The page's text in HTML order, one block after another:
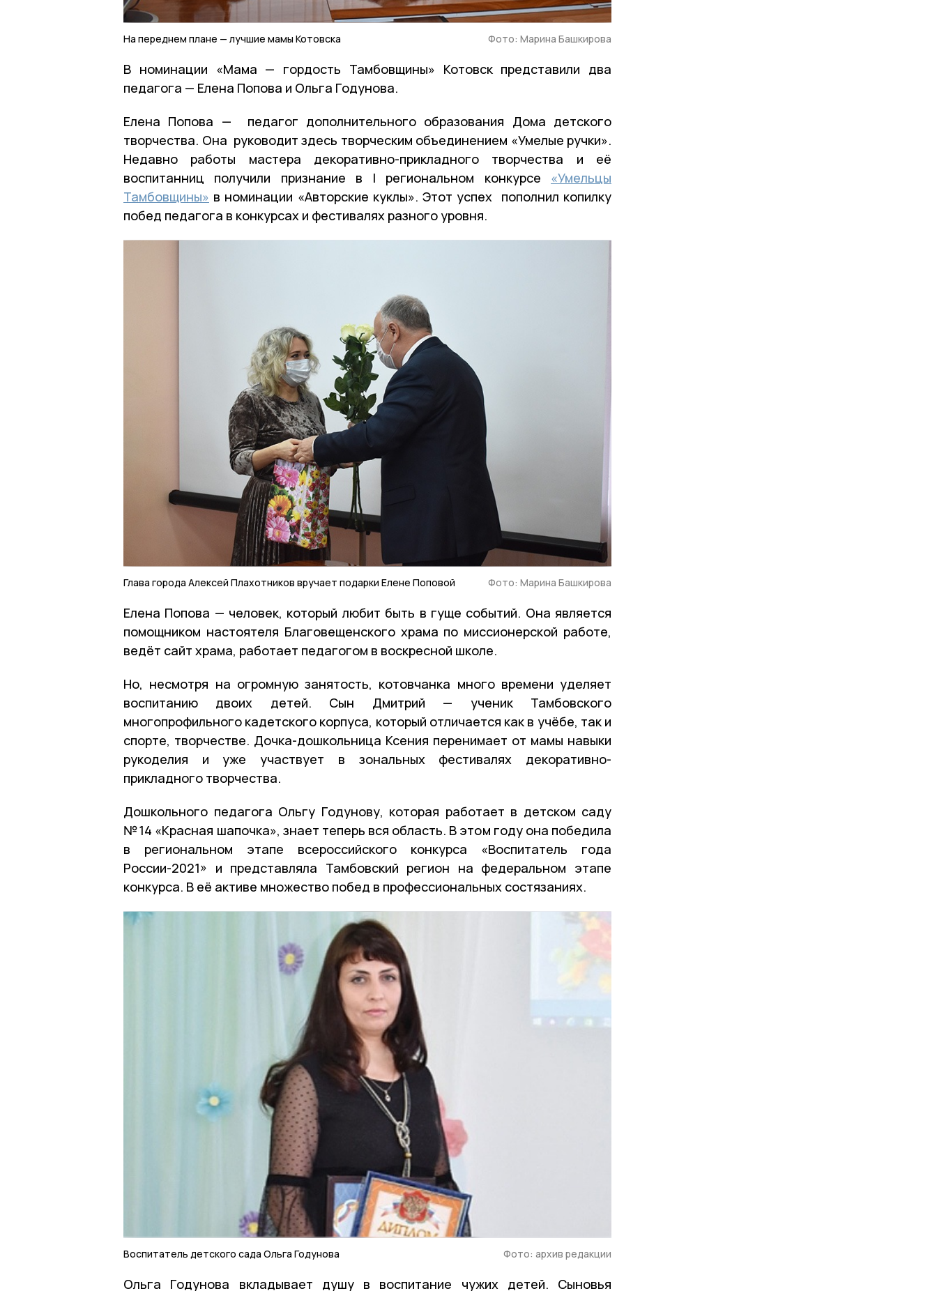
На переднем плане — лучшие мамы Котовска Фото: Марина Башкирова
В номинации «Мама — гордость Тамбовщины» Котовск представили два
педагога — Елена Попова и Ольга Годунова.
Елена Попова — педагог дополнительного образования Дома детского
творчества. Она руководит здесь творческим объединением «Умелые ручки».
Недавно работы мастера декоративно-прикладного творчества и её
воспитанниц получили признание в I региональном конкурсе «Умельцы
Тамбовщины» в номинации «Авторские куклы». Этот успех пополнил копилку
побед педагога в конкурсах и фестивалях разного уровня.
Глава города Алексей Плахотников вручает подарки Елене Поповой Фото: Марина Башкирова
Елена Попова — человек, который любит быть в гуще событий. Она является
помощником настоятеля Благовещенского храма по миссионерской работе,
ведёт сайт храма, работает педагогом в воскресной школе.
Но, несмотря на огромную занятость, котовчанка много времени уделяет
воспитанию двоих детей. Сын Дмитрий — ученик Тамбовского
многопрофильного кадетского корпуса, который отличается как в учёбе, так и
спорте, творчестве. Дочка-дошкольница Ксения перенимает от мамы навыки
рукоделия и уже участвует в зональных фестивалях декоративно-
прикладного творчества.
Дошкольного педагога Ольгу Годунову, которая работает в детском саду
№ 14 «Красная шапочка», знает теперь вся область. В этом году она победила
в региональном этапе всероссийского конкурса «Воспитатель года
России-2021» и представляла Тамбовский регион на федеральном этапе
конкурса. В её активе множество побед в профессиональных состязаниях.
Воспитатель детского сада Ольга Годунова Фото: архив редакции
Ольга Годунова вкладывает душу в воспитание чужих детей. Сыновья